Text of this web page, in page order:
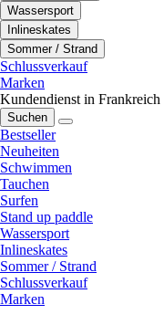
Wassersport
Inlineskates
Sommer / Strand
Schlussverkauf
Marken
Kundendienst in Frankreich
Suchen
Bestseller
Neuheiten
Schwimmen
Tauchen
Surfen
Stand up paddle
Wassersport
Inlineskates
Sommer / Strand
Schlussverkauf
Marken